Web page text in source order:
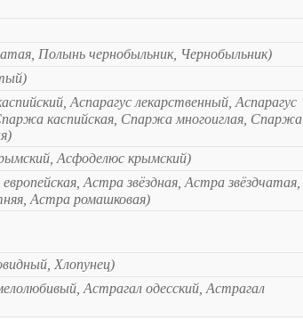
Полынь чернобыльник, Чернобыльник)
Аспарагус лекарственный, Аспарагус
каспийская, Спаржа многоиглая, Спаржа
Асфоделюс крымский)
Астра звёздная, Астра звёздчатая,
Астра ромашковая)
Хлопунец)
Астрагал одесский, Астрагал